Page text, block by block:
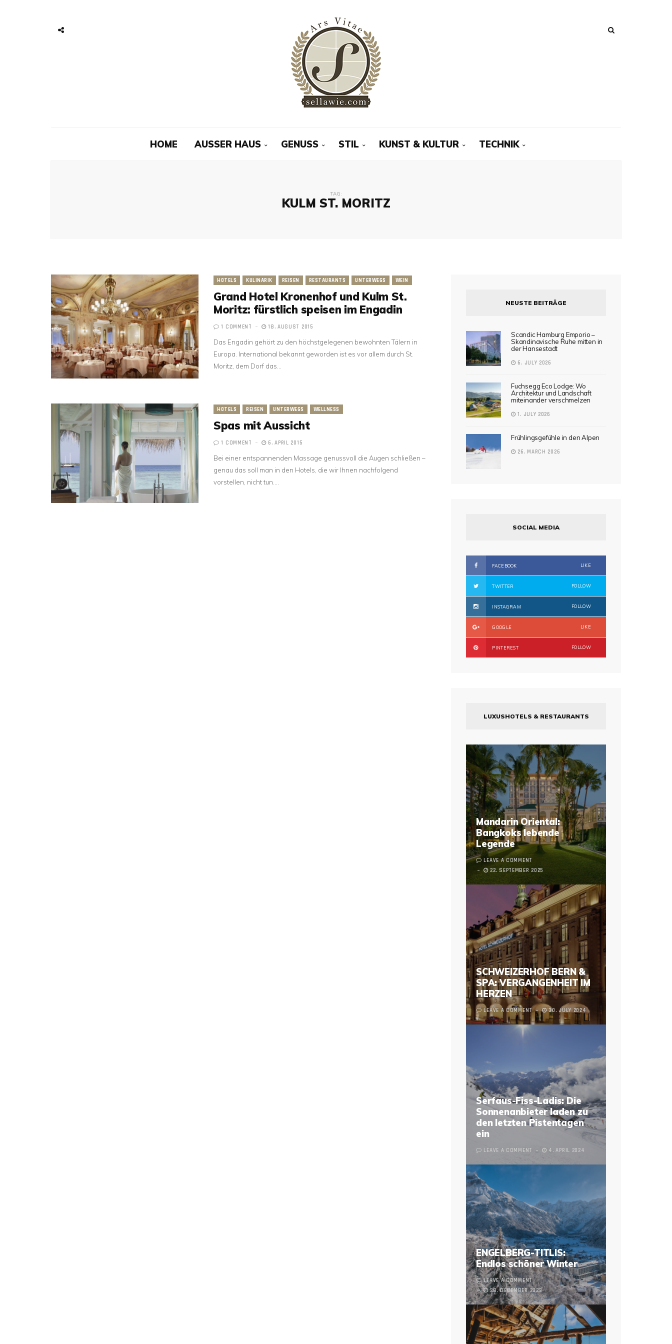
HOME AUSSER HAUS GENUSS STIL KUNST & KULTUR TECHNIK
TAG:
KULM ST. MORITZ
HOTELS KULINARIK REISEN RESTAURANTS UNTERWEGS WEIN
Grand Hotel Kronenhof und Kulm St.
Moritz: fürstlich speisen im Engadin
1 COMMENT 18. AUGUST 2015
Das Engadin gehört zu den höchstgelegenen bewohnten Tälern in
Europa. International bekannt geworden ist es vor allem durch St.
Moritz, dem Dorf das…
HOTELS REISEN UNTERWEGS WELLNESS
Spas mit Aussicht
1 COMMENT 6. APRIL 2015
Bei einer entspannenden Massage genussvoll die Augen schließen –
genau das soll man in den Hotels, die wir Ihnen nachfolgend
vorstellen, nicht tun.…
NEUSTE BEITRÄGE
Scandic Hamburg Emporio –
Skandinavische Ruhe mitten in
der Hansestadt
6. JULY 2026
Fuchsegg Eco Lodge: Wo
Architektur und Landschaft
miteinander verschmelzen
1. JULY 2026
Frühlingsgefühle in den Alpen
26. MARCH 2026
SOCIAL MEDIA
FACEBOOK LIKE
TWITTER FOLLOW
INSTAGRAM FOLLOW
GOOGLE LIKE
PINTEREST FOLLOW
LUXUSHOTELS & RESTAURANTS
Mandarin Oriental:
Bangkoks lebende
Legende
LEAVE A COMMENT
22. SEPTEMBER 2025
SCHWEIZERHOF BERN &
SPA: VERGANGENHEIT IM
HERZEN
LEAVE A COMMENT 30. JULY 2024
Serfaus-Fiss-Ladis: Die
Sonnenanbieter laden zu
den letzten Pistentagen
ein
LEAVE A COMMENT 4. APRIL 2024
ENGELBERG-TITLIS:
Endlos schöner Winter
LEAVE A COMMENT
28. DECEMBER 2023